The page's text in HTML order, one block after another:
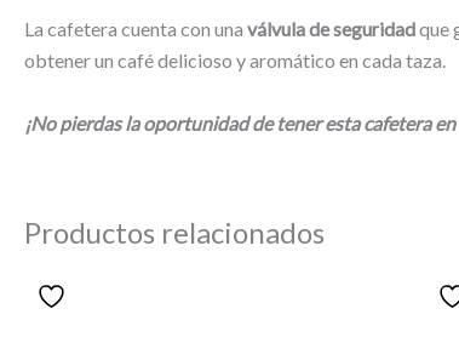
La cafetera cuenta con una válvula de seguridadque
obtener un café delicioso y aromático en cada taza.
¡No pierdas la oportunidad de tener esta cafetera
Productos relacionados